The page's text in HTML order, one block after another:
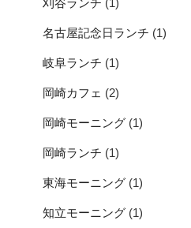
刈谷ランチ (1)
名古屋記念日ランチ (1)
岐阜ランチ (1)
岡崎カフェ (2)
岡崎モーニング (1)
岡崎ランチ (1)
東海モーニング (1)
知立モーニング (1)